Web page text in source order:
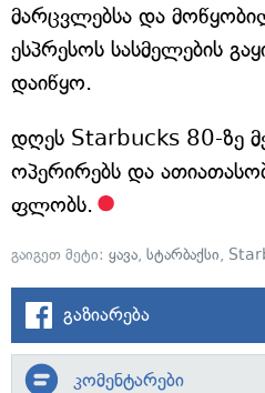
მარცვლებსა და
ესპრესოს სასმელების
დაიწყო.
დღეს Starbucks 80-ზე
ოპერირებს და
ფლობს.
გაიგეთ მეტი: ყავა, სტარბაქსი,
გაზიარება
კომენტარები